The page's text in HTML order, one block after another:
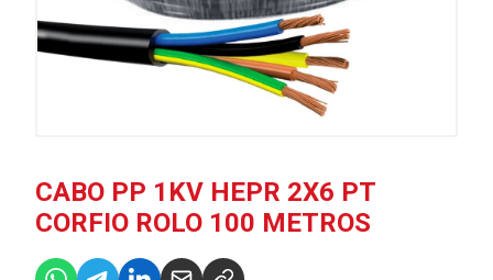
CABO PP 1KV HEPR 2X6 PT
CORFIO ROLO 100 METROS